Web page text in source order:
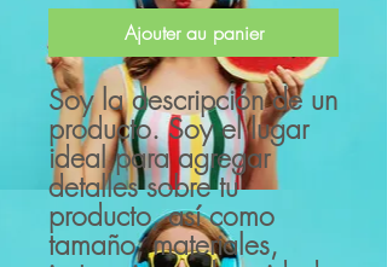
Ajouter au panier
Soy la descripción de un
producto. Soy el lugar
ideal para agregar
detalles sobre tu
producto, así como
tamaño, materiales,